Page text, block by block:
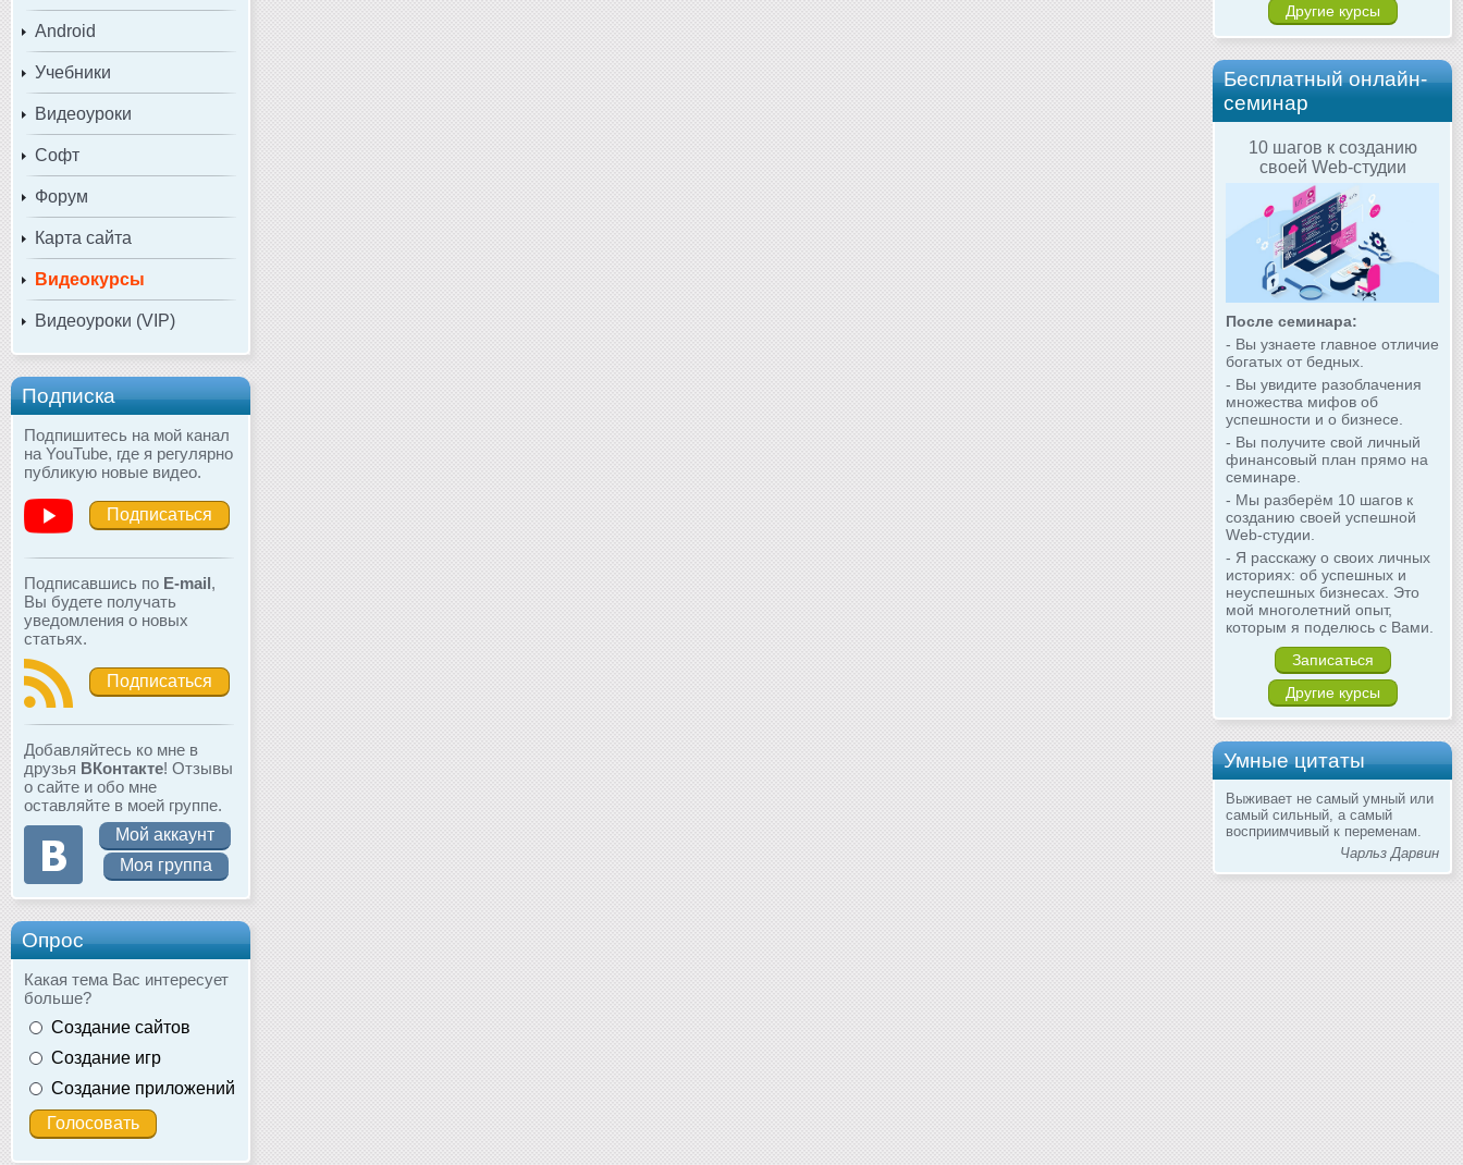
Android
Учебники
Видеоуроки
Софт
Форум
Карта сайта
Видеокурсы
Видеоуроки (VIP)
Подписка
Подпишитесь на мой канал
на YouTube, где я регулярно
публикую новые видео.
Подписаться
Подписавшись по E-mail,
Вы будете получать
уведомления о новых
статьях.
Подписаться
Добавляйтесь ко мне в
друзья ВКонтакте! Отзывы
о сайте и обо мне
оставляйте в моей группе.
Мой аккаунт
Моя группа
Опрос
Какая тема Вас интересует
больше?
Создание сайтов
Создание игр
Создание приложений
Другие курсы
Бесплатный онлайн-
семинар
10 шагов к созданию
своей Web-студии
После семинара:
- Вы узнаете главное отличие
богатых от бедных.
- Вы увидите разоблачения
множества мифов об
успешности и о бизнесе.
- Вы получите свой личный
финансовый план прямо на
семинаре.
- Мы разберём 10 шагов к
созданию своей успешной
Web-студии.
- Я расскажу о своих личных
историях: об успешных и
неуспешных бизнесах. Это
мой многолетний опыт,
которым я поделюсь с Вами.
Записаться
Другие курсы
Умные цитаты
Выживает не самый умный или
самый сильный, а самый
восприимчивый к переменам.
Чарльз Дарвин